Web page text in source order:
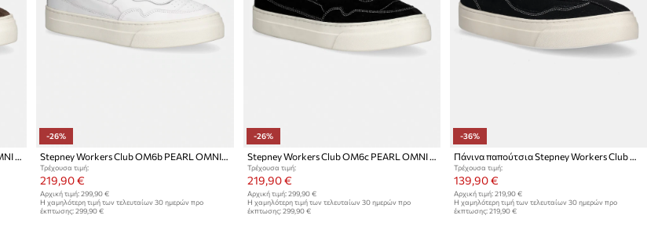
Stepney Workers Club OM7a Dellow OMNI UL REVERSE SUEDE πάνινα sneakers Ανδρικά σουέτ
-26%
Stepney Workers Club OM6b PEARL OMNI CALF LEATHER sneakers ανδρικά δερμάτινα
Τρέχουσα τιμή:
219,90 €
Αρχική τιμή: 299,90 €
Η χαμηλότερη τιμή των τελευταίων 30 ημερών προ
έκπτωσης: 299,90 €
-26%
Stepney Workers Club OM6c PEARL OMNI SILK SUEDE sneakers Ανδρικά σουέτ
Τρέχουσα τιμή:
219,90 €
Αρχική τιμή: 299,90 €
Η χαμηλότερη τιμή των τελευταίων 30 ημερών προ
έκπτωσης: 299,90 €
-36%
Πάνινα παπούτσια Stepney Workers Club Omni Dellow Canvas Drill
Τρέχουσα τιμή:
139,90 €
Αρχική τιμή: 219,90 €
Η χαμηλότερη τιμή των τελευταίων 30 ημερών προ
έκπτωσης: 219,90 €